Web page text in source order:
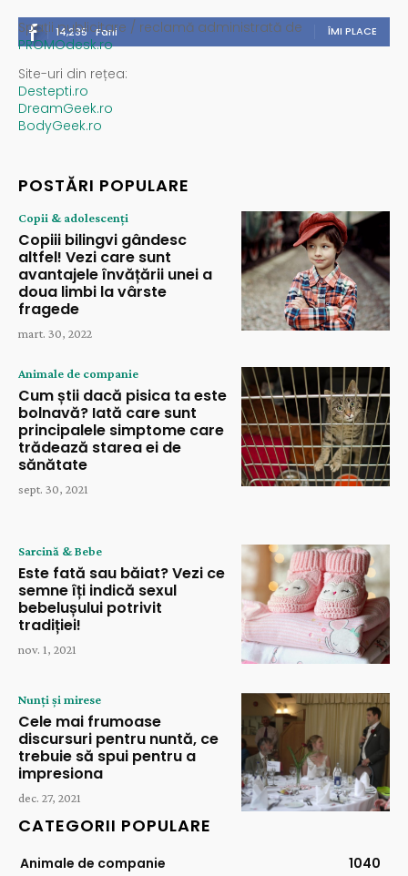
14,235 Fani ÎMI PLACE
Spații publicitare / reclamă administrată de
PROMOdesk.ro
Site-uri din rețea:
Destepti.ro
DreamGeek.ro
BodyGeek.ro
POSTĂRI POPULARE
Copii & adolescenți
Copiii bilingvi gândesc
altfel! Vezi care sunt
avantajele învățării unei a
doua limbi la vârste
fragede
mart. 30, 2022
Animale de companie
Cum știi dacă pisica ta este
bolnavă? Iată care sunt
principalele simptome care
trădează starea ei de
sănătate
sept. 30, 2021
Sarcină & Bebe
Este fată sau băiat? Vezi ce
semne îți indică sexul
bebelușului potrivit
tradiției!
nov. 1, 2021
Nunți și mirese
Cele mai frumoase
discursuri pentru nuntă, ce
trebuie să spui pentru a
impresiona
dec. 27, 2021
CATEGORII POPULARE
Animale de companie 1040